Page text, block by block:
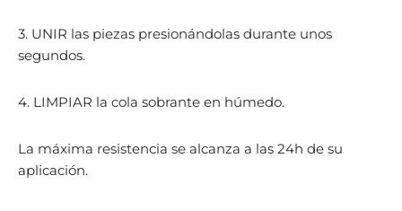
3. UNIR las piezas presionándolas durante unos
segundos.
4. LIMPIAR la cola sobrante en húmedo.
La máxima resistencia se alcanza a las 24h de su
aplicación.